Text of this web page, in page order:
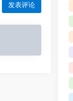
发表评论